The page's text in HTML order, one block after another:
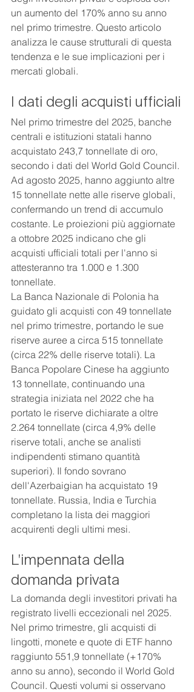
un aumento del 170% anno su anno
nel primo trimestre. Questo articolo
analizza le cause strutturali di questa
tendenza e le sue implicazioni per i
mercati globali.
I dati degli acquisti ufficiali
Nel primo trimestre del 2025, banche
centrali e istituzioni statali hanno
acquistato 243,7 tonnellate di oro,
secondo i dati del World Gold Council.
Ad agosto 2025, hanno aggiunto altre
15 tonnellate nette alle riserve globali,
confermando un trend di accumulo
costante. Le proiezioni più aggiornate
a ottobre 2025 indicano che gli
acquisti ufficiali totali per l'anno si
attesteranno tra 1.000 e 1.300
tonnellate.
La Banca Nazionale di Polonia ha
guidato gli acquisti con 49 tonnellate
nel primo trimestre, portando le sue
riserve auree a circa 515 tonnellate
(circa 22% delle riserve totali). La
Banca Popolare Cinese ha aggiunto
13 tonnellate, continuando una
strategia iniziata nel 2022 che ha
portato le riserve dichiarate a oltre
2.264 tonnellate (circa 4,9% delle
riserve totali, anche se analisti
indipendenti stimano quantità
superiori). Il fondo sovrano
dell'Azerbaigian ha acquistato 19
tonnellate. Russia, India e Turchia
completano la lista dei maggiori
acquirenti degli ultimi mesi.
L'impennata della
domanda privata
La domanda degli investitori privati ha
registrato livelli eccezionali nel 2025.
Nel primo trimestre, gli acquisti di
lingotti, monete e quote di ETF hanno
raggiunto 551,9 tonnellate (+170%
anno su anno), secondo il World Gold
Council. Questi volumi si osservano